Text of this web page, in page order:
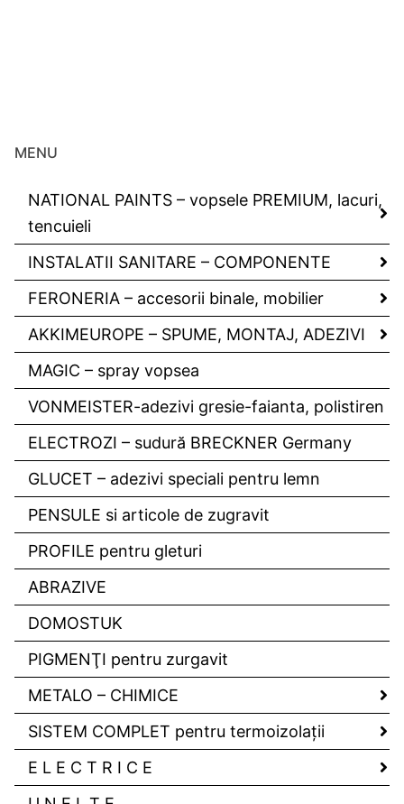
MENU
NATIONAL PAINTS – vopsele PREMIUM, lacuri,
tencuieli
INSTALATII SANITARE – COMPONENTE
FERONERIA – accesorii binale, mobilier
AKKIMEUROPE – SPUME, MONTAJ, ADEZIVI
MAGIC – spray vopsea
VONMEISTER-adezivi gresie-faianta, polistiren
ELECTROZI – sudură BRECKNER Germany
GLUCET – adezivi speciali pentru lemn
PENSULE si articole de zugravit
PROFILE pentru gleturi
ABRAZIVE
DOMOSTUK
PIGMENŢI pentru zurgavit
METALO – CHIMICE
SISTEM COMPLET pentru termoizolaţii
E L E C T R I C E